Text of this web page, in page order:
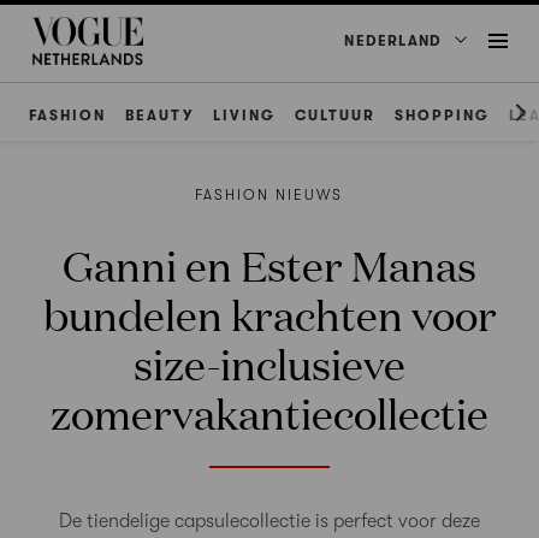
NEDERLAND
FASHION BEAUTY LIVING CULTUUR SHOPPING
FASHION NIEUWS
Ganni en Ester Manas
bundelen krachten voor
size-inclusieve
zomervakantiecollectie
De tiendelige capsulecollectie is perfect voor deze